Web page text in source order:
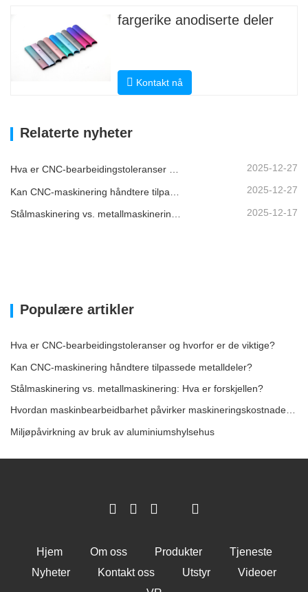
fargerike anodiserte deler
Kontakt nå
Relaterte nyheter
Hva er CNC-bearbeidingstoleranser og hvorfor er de viktige? 2025-12-27
2025-12-27
2025-12-17
Populære artikler
Hva er CNC-bearbeidingstoleranser og hvorfor er de viktige?
Kan CNC-maskinering håndtere tilpassede metalldeler?
Stålmaskinering vs. metallmaskinering: Hva er forskjellen?
Hvordan maskinbearbeidbarhet påvirker maskineringskostnadene for stål
Miljøpåvirkning av bruk av aluminiumshylsehus
Hjem Om oss Produkter
Tjeneste
Nyheter
Kontakt oss Utstyr
Videoer